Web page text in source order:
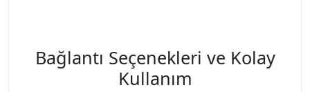
Bağlantı Seçenekleri ve Kolay
Kullanım